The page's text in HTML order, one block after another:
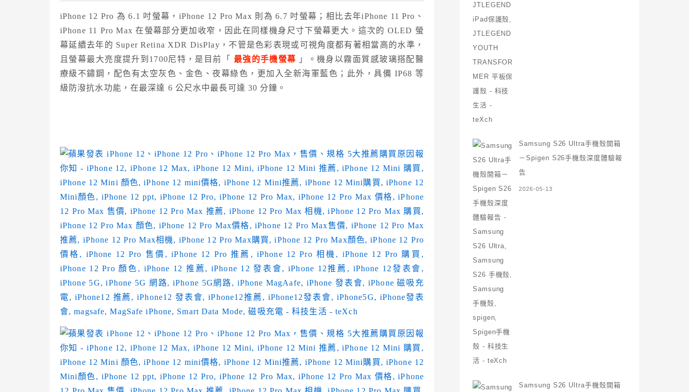
iPhone 12 Pro 為 6.1 吋螢幕，iPhone 12 Pro Max 則為 6.7 吋螢幕；相比去年iPhone 11 Pro、
iPhone 11 Pro Max 在螢幕部分更加收窄，因此在同樣機身尺寸下螢幕更大。這次的 OLED 螢
幕延續去年的 Super Retina XDR DisPlay，不管是色彩表現或可視角度都有著相當高的水準，
且螢幕最大亮度提升到1700尼特，是目前「
最強的手機螢幕 」。機身以霧面質感玻璃搭配醫
療級不鏽鋼，配色有太空灰色、金色、夜幕綠色，更加入全新海軍藍色；此外，具備 IP68 等
級防潑抗水功能，在最深達 6 公尺水中最長可達 30 分鐘。
Samsung S26 Ultra手機殼開箱
－Spigen S26手機殼深度體驗報
告
2026-05-13
Samsung S26 Ultra手機殼開箱